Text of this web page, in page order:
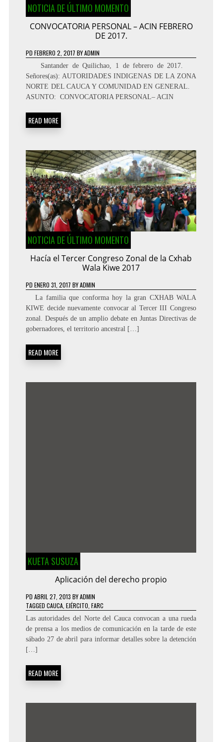
NOTICIA DE ÚLTIMO MOMENTO
CONVOCATORIA PERSONAL – ACIN FEBRERO
DE 2017.
PD FEBRERO 2, 2017 BYADMIN
Santander de Quilichao, 1 de febrero de 2017.
Señores(as): AUTORIDADES INDIGENAS DE LA ZONA
NORTE DEL CAUCA Y COMUNIDAD EN GENERAL.
ASUNTO: CONVOCATORIA PERSONAL– ACIN
READ MORE
NOTICIA DE ÚLTIMO MOMENTO
Hacía el Tercer Congreso Zonal de la Cxhab
Wala Kiwe 2017
PD ENERO 31, 2017 BYADMIN
La familia que conforma hoy la gran CXHAB WALA
KIWE decide nuevamente convocar al Tercer III Congreso
zonal. Después de un amplio debate en Juntas Directivas de
gobernadores, el territorio ancestral […]
READ MORE
KUETA SUSUZA
Aplicación del derecho propio
PD ABRIL 27, 2013 BYADMIN
TAGGED CAUCA, EJÉRCITO FARC
Las autoridades del Norte del Cauca convocan a una rueda
de prensa a los medios de comunicación en la tarde de este
sábado 27 de abril para informar detalles sobre la detención
[…]
READ MORE